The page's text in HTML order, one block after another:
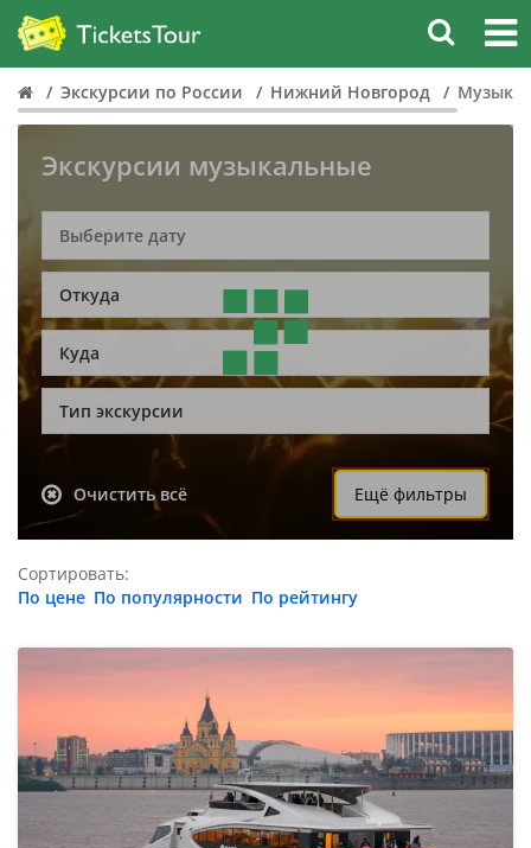
Экскурсии по России Нижний Новгород
Экскурсии музыкальные
Откуда
Куда
Тип экскурсии
Очистить всё Ещё фильтры
Сортировать:
По цене По популярности По рейтингу